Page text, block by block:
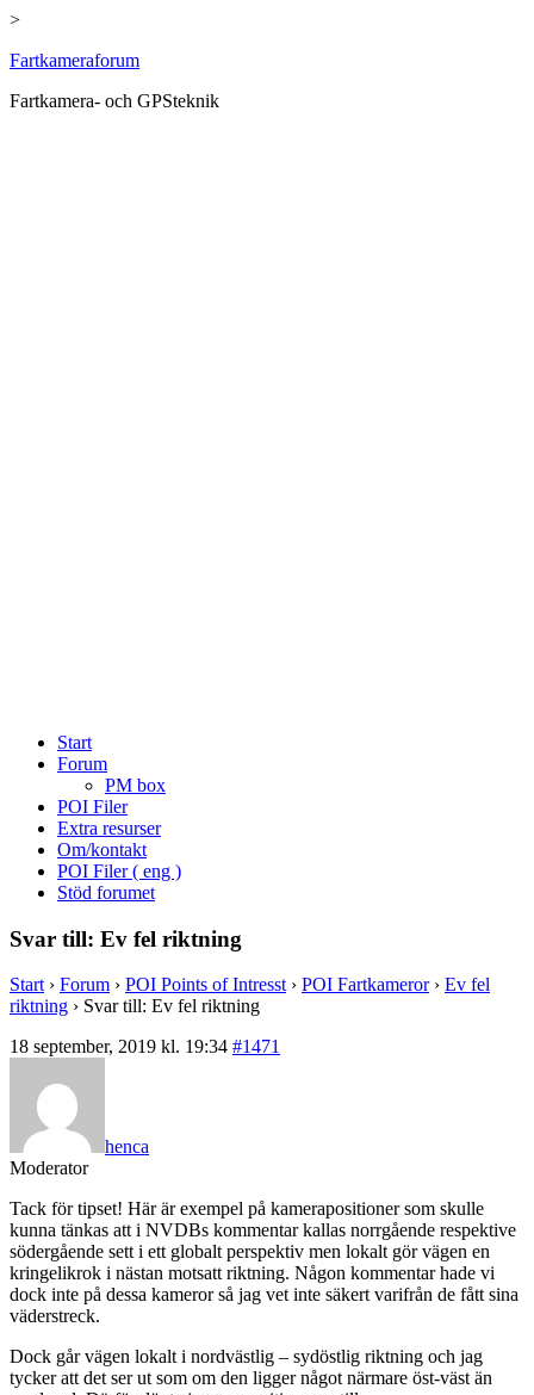
>
Hoppa
innehåll
Fartkameraforum
Fartkamera- och GPSteknik
Start
Forum
PM box
POI Filer
Extra resurser
Om/kontakt
POI Filer ( eng )
Stöd forumet
Svar till: Ev fel riktning
Start › Forum › POI Points of Intresst › POI Fartkameror › Ev fel
riktning › Svar till: Ev fel riktning
18 september, 2019 kl. 19:34 #1471
henca
Moderator
Tack för tipset! Här är exempel på kamerapositioner som skulle
kunna tänkas att i NVDBs kommentar kallas norrgående respektive
södergående sett i ett globalt perspektiv men lokalt gör vägen en
kringelikrok i nästan motsatt riktning. Någon kommentar hade vi
dock inte på dessa kameror så jag vet inte säkert varifrån de fått sina
väderstreck.
Dock går vägen lokalt i nordvästlig – sydöstlig riktning och jag
tycker att det ser ut som om den ligger något närmare öst-väst än